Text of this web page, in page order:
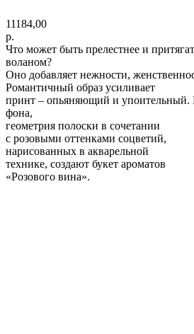
11184,00
р.
Что может быть прелестнее и
воланом?
Оно добавляет нежности,
Романтичный образ усиливает
принт – опьяняющий и упоительный.
фона,
геометрия полоски в сочетании
с розовыми оттенками соцветий,
нарисованных в акварельной
технике, создают букет ароматов
«Розового вина».